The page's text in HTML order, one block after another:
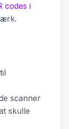
codes i
scanner
skulle